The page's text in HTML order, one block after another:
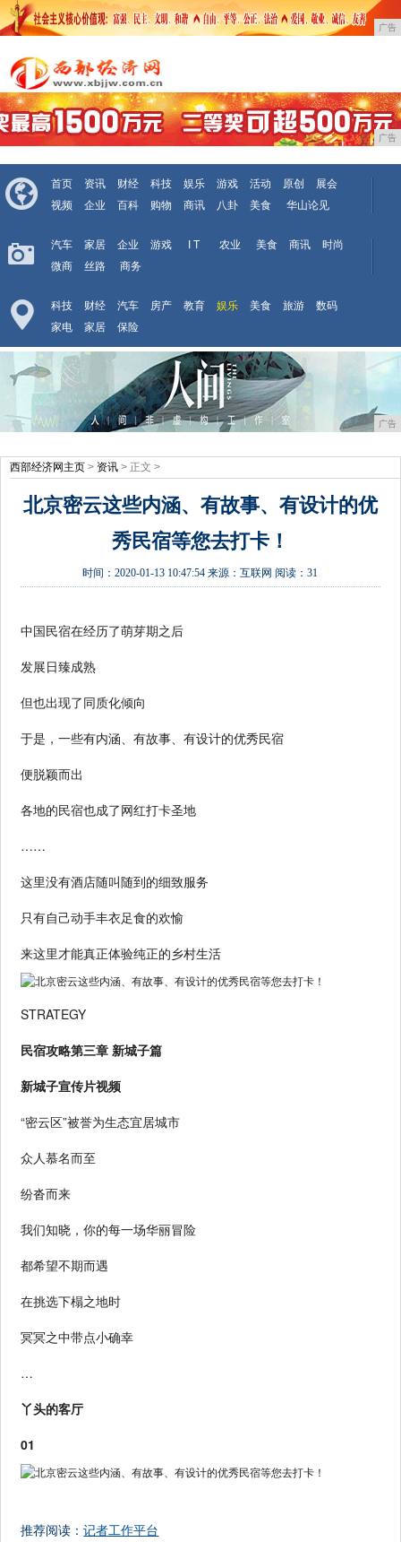
广告
广告
首页 资讯 财经 科技 娱乐 游戏 活动 原创
展会
视频
企业 百科 购物 商讯 八卦 美食 华山论见
汽车 家居 企业 游戏 I T 农业 美食 商讯
时尚
微商
丝路 商务
科技 财经 汽车 房产 教育 娱乐 美食 旅游
数码
家电
家居 保险
广告
西部经济网主页 > 资讯 > 正文 >
北京密云这些内涵、有故事、有设计的优
秀民宿等您去打卡！
时间：2020-01-13 10:47:54 来源：互联网 阅读：31
中国民宿在经历了萌芽期之后
发展日臻成熟
但也出现了同质化倾向
于是，一些有内涵、有故事、有设计的优秀民宿
便脱颖而出
各地的民宿也成了网红打卡圣地
……
这里没有酒店随叫随到的细致服务
只有自己动手丰衣足食的欢愉
来这里才能真正体验纯正的乡村生活
STRATEGY
民宿攻略第三章 新城子篇
新城子宣传片视频
“密云区”被誉为生态宜居城市
众人慕名而至
纷沓而来
我们知晓，你的每一场华丽冒险
都希望不期而遇
在挑选下榻之地时
冥冥之中带点小确幸
…
丫头的客厅
01
推荐阅读：记者工作平台